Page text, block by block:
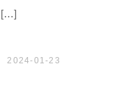
[…]
2024-01-23